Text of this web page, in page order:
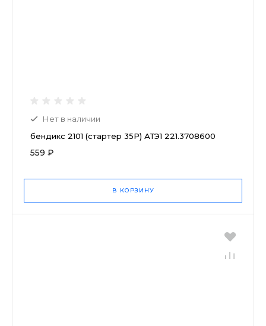
Нет в наличии
бендикс 2101 (стартер 35Р) АТЭ1 221.3708600
559 ₽
В КОРЗИНУ